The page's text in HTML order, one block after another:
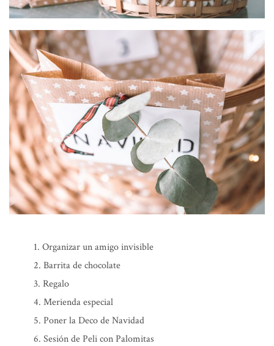
Organizar un amigo invisible
Barrita de chocolate
Regalo
Merienda especial
Poner la Deco de Navidad
Sesión de Peli con Palomitas